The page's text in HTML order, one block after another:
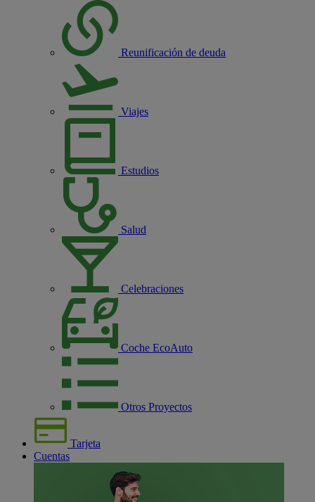
Reunificación de deuda
Viajes
Estudios
Salud
Celebraciones
Coche EcoAuto
Otros Proyectos
Tarjeta
Cuentas